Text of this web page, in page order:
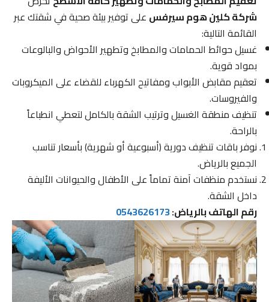
شركة كلين هوم سيرفسعلى توفير بيئة صحية في شقتك عبر
القائمة التالية:
غسيل حوائط الحمامات والمطابخ وتطهير الأحواض والبالوعات
بمواد قوية.
تعقيم مقابض الأبواب ومفاتيح الكهرباء للقضاء على الميكروبات
والفيروسات.
تنظيف منطقة الغسيل وترتيب الشقة بالكامل لتعطي انطباعاً
بالراحة.
نوفر باقات تنظيف دورية (أسبوعية أو شهرية) بأسعار تناسب
الجميع بالرياض.
نستخدم منظفات آمنة تماماً على الأطفال والحيوانات الأليفة
داخل الشقة.
رقم الهاتف بالرياض:0543626173